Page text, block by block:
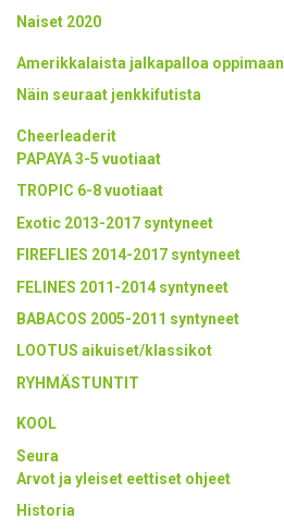
Naiset 2020
Amerikkalaista jalkapalloa oppimaan
Näin seuraat jenkkifutista
Cheerleaderit
PAPAYA 3-5 vuotiaat
TROPIC 6-8 vuotiaat
Exotic 2013-2017 syntyneet
FIREFLIES 2014-2017 syntyneet
FELINES 2011-2014 syntyneet
BABACOS 2005-2011 syntyneet
LOOTUS aikuiset/klassikot
RYHMÄSTUNTIT
KOOL
Seura
Arvot ja yleiset eettiset ohjeet
Historia